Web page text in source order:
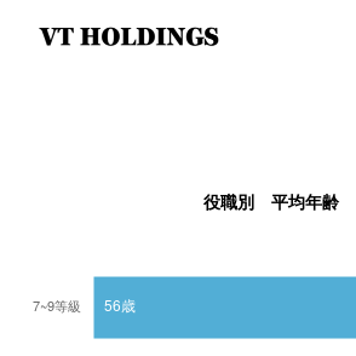
役職別 平均年齢